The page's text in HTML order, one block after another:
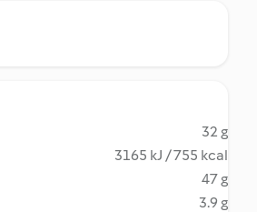
32 g
3165 kJ / 755 kcal
47 g
3.9 g